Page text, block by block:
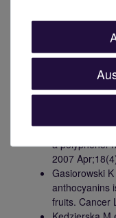
double-blind
Aronia:
Bermúdez-
adhesion
cells following
a polyphenol-
2007
Gasiorowski
anthocyanins
fruits. Cancer